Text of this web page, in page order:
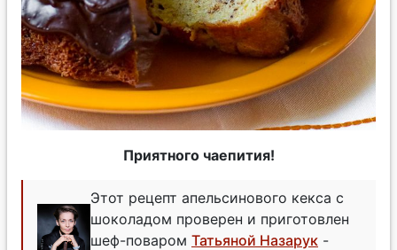
Приятного чаепития!
Этот рецепт апельсинового кекса с
шоколадом проверен и приготовлен
шеф-поваром Татьяной Назарук -